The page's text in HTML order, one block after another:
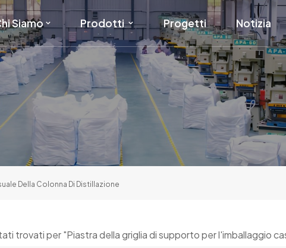
Siamo Prodotti Progetti Notizia
Della Colonna Di Distillazione
trovati per "Piastra della griglia di supporto per l'imballaggio